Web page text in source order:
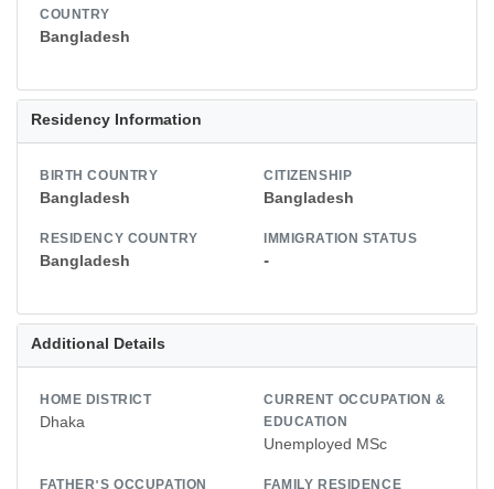
COUNTRY
Bangladesh
Residency Information
BIRTH COUNTRY
Bangladesh
CITIZENSHIP
Bangladesh
RESIDENCY COUNTRY
Bangladesh
IMMIGRATION STATUS
-
Additional Details
HOME DISTRICT
Dhaka
CURRENT OCCUPATION &
EDUCATION
Unemployed MSc
FATHER'S OCCUPATION FAMILY RESIDENCE